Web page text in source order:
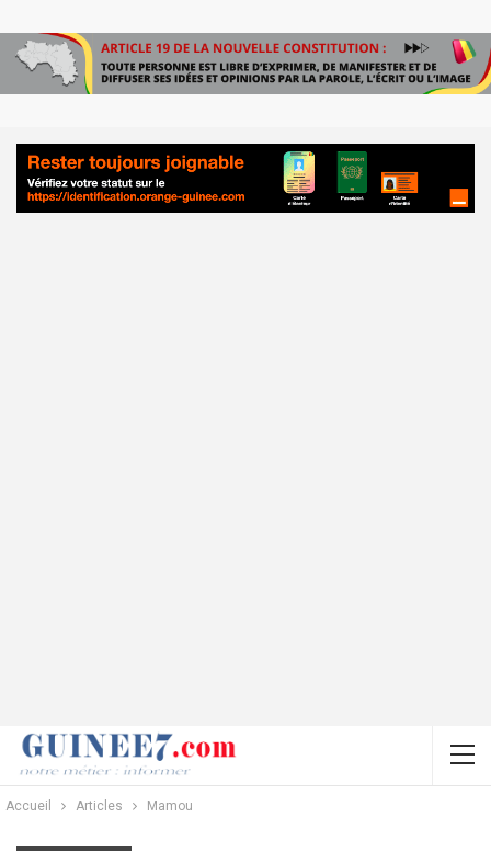
Accueil Articles Mamou